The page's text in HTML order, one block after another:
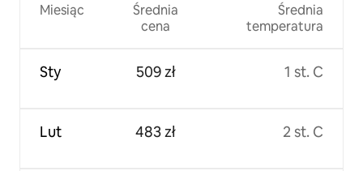
Miesiąc
Sty
Lut
Średnia
cena
509 zł
483 zł
Średnia
temperatura
1 st. C
2 st. C